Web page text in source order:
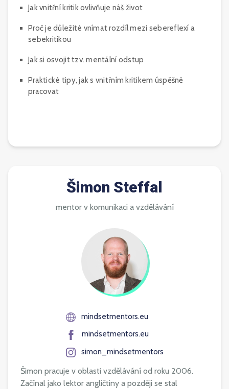
Jak vnitřní kritik ovlivňuje náš život
Proč je důležité vnímat rozdíl mezi sebereflexí a
sebekritikou
Jak si osvojit tzv. mentální odstup
Praktické tipy, jak s vnitřním kritikem úspěšně
pracovat
Šimon Steffal
mentor v komunikaci a vzdělávání
mindsetmentors.eu
mindsetmentors.eu
simon_mindsetmentors
Šimon pracuje v oblasti vzdělávání od roku 2006.
Začínal jako lektor angličtiny a později se stal